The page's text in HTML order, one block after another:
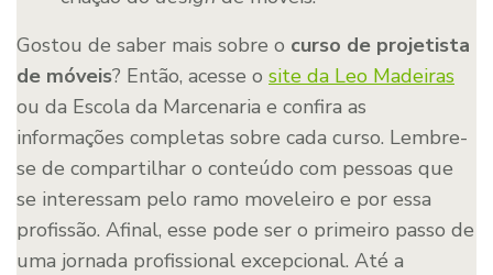
Gostou de saber mais sobre o curso de projetista
de móveis? Então, acesse o site da Leo Madeiras
ou da Escola da Marcenaria e confira as
informações completas sobre cada curso. Lembre-
se de compartilhar o conteúdo com pessoas que
se interessam pelo ramo moveleiro e por essa
profissão. Afinal, esse pode ser o primeiro passo de
uma jornada profissional excepcional. Até a